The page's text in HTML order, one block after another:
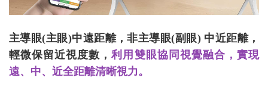
主導眼(主眼)中遠距離，非主導眼(副眼) 中近距離，
輕微保留近視度數，利用雙眼協同視覺融合，實現
遠、中、近全距離清晰視力。